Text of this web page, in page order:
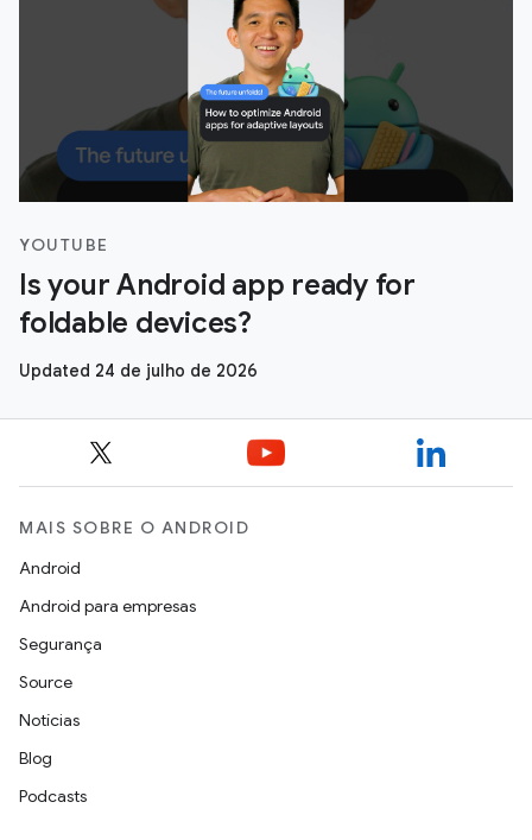
YOUTUBE
Is your Android app ready for
foldable devices?
Updated 24 de julho de 2026
MAIS SOBRE O ANDROID
Android
Android para empresas
Segurança
Source
Notícias
Blog
Podcasts